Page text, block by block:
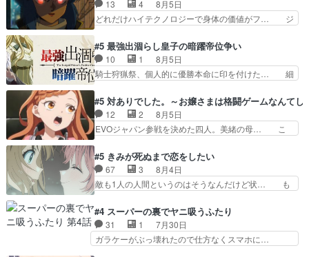
を言いすぎとゆーか言い訳… ベリルの母もやはり
只者じゃなかったかベリ…
ニャが後方指揮だと展開に迫力が… “貧乏籤百連
無料ガチャ”100連でも1回… 2期入ってから地味
ばならぬ」って言葉に… ゼートゥーア左遷によっ
て参謀本部の連携が… 緊張感ある戦闘描写とギャ
グ今週の『有能な…
13 4
8月5日
どれだけハイテクノロジーで身体の価値がフ… ジ
コマだいぶ理性持ち始めた。この世界の… 原作読
んだのもう何年も前なのに、覚えてる… コイルの
汚職を突き止めるべくバトーの指導… やまとん1
号はどこの部分で使うのだろう？… 日本とロシア
primevideoで視聴しまし… 前回同様『イノセン
ス』を含む押井・神山版… 第５話「EPISODEラ
ストの母親の気持…
#5 最強出涸らし皇子の暗躍帝位争い
10 1
8月5日
騎士狩猟祭、個人的に優勝本命に印を付けた… 細
ナがチートすぎる笑アルは最初から自分… プラネ
ット・ウィズ展開アツいな「騎士狩猟… 麦茶どこ
ろかタイトル通り麦茶の出涸らしぐ… 第５話を
ABEMAで視聴しました。視聴に… 復讐に燃える
が“萌え”なのでこの娘が皇帝… ウサギ好きそうな
王女殿下がかわいい。幼馴… ついに始まった狩猟
祭。エルナの活躍で上位…
#5 対ありでした。～お嬢さまは格闘ゲームなんてし
12 2
8月5日
EVOジャパン参戦を決めた四人。美緒の母… こ
目は気品溢れてるのに中身は…美緒ママ… テー
マ：格ゲー大会に行くには？感想は、美… 大会を
前に格ゲー熱が高まる一方、百合の本… 東京で開
催される格ゲー大会に参加すること… Japanに向
めに東京へ!/でも観光よ… 旅の支度全部やってく
れる先輩、なんだかん… 第５話をｄアニメストア
で視聴しました。視…
#5 きみが死ぬまで恋をしたい
67 3
8月4日
敵も1人の人間というのはそうなんだけど状… も
を人間に戻して欲しいでも自分達が代わ… ご視聴
ありがとうございました見るたびに切… 誰かと思
ったらちゅー先輩か。しれっと相方… 第５話感
想：コ□した相手にも家族や…､戦… つらい回
#4 スーパーの裏でヤニ吸うふたり
31 1
7月30日
ガラケーがぶっ壊れたので仕方なくスマホに…